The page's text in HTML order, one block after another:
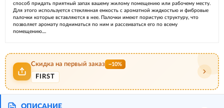
способ придать приятный запах вашему жилому помещению или рабочему месту.
Для этого используется стеклянная емкость с ароматной жидкостью и фибровые
палочки которые вставляются в нее. Палочки имеют пористую структуру, что
позволяет аромату подниматься по ним и рассеиваться его по всему
помещению....
Скидка на первый заказ −10%
FIRST